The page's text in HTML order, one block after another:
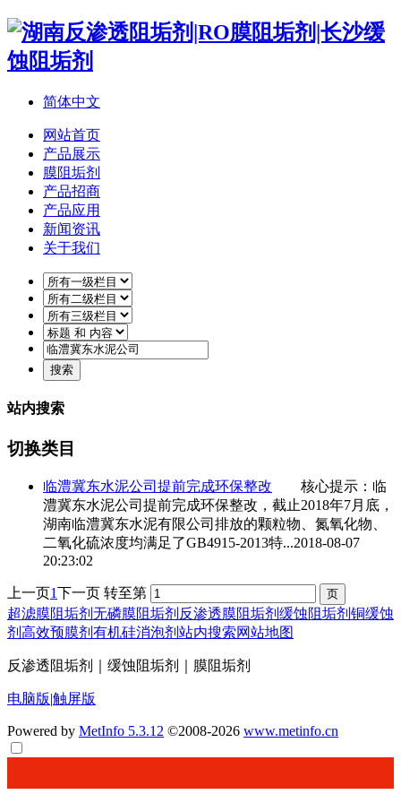
简体中文
网站首页
产品展示
膜阻垢剂
产品招商
产品应用
新闻资讯
关于我们
站内搜索
切换类目
临澧冀东水泥公司 提前完成环保整改 核心提示： 临
澧冀东水泥公司 提前完成环保整改，截止2018年7月底，
湖南临澧冀东水泥有限公司排放的颗粒物、氮氧化物、
二氧化硫浓度均满足了GB4915-2013特...2018-08-07
20:23:02
上一页1下一页 转至第
超滤膜阻垢剂 无磷膜阻垢剂 反渗透膜阻垢剂 缓蚀阻垢剂 铜缓蚀
剂 高效预膜剂 有机硅消泡剂 站内搜索网站地图
反渗透阻垢剂｜缓蚀阻垢剂｜膜阻垢剂
电脑版|触屏版
Powered by MetInfo 5.3.12 ©2008-2026 www.metinfo.cn